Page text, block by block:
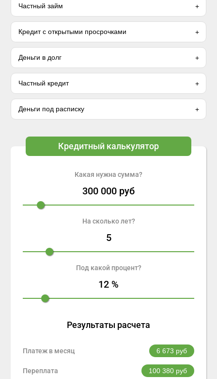
Частный займ
Кредит с открытыми просрочками
Деньги в долг
Частный кредит
Деньги под расписку
Кредитный калькулятор
Какая нужна сумма?
300 000 руб
На сколько лет?
5
Под какой процент?
12 %
Результаты расчета
Платеж в месяц 6 673 руб
Переплата 100 380руб